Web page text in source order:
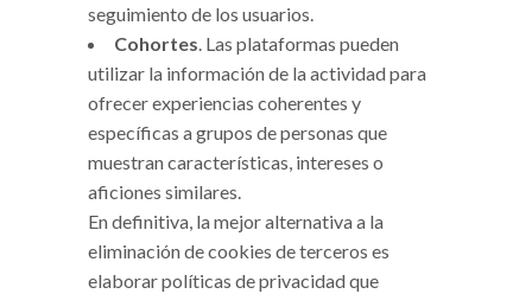
seguimiento de los usuarios.
Cohortes. Las plataformas pueden
utilizar la información de la actividad para
ofrecer experiencias coherentes y
específicas a grupos de personas que
muestran características, intereses o
aficiones similares.
En definitiva, la mejor alternativa a la
eliminación de cookies de terceros es
elaborar políticas de privacidad que